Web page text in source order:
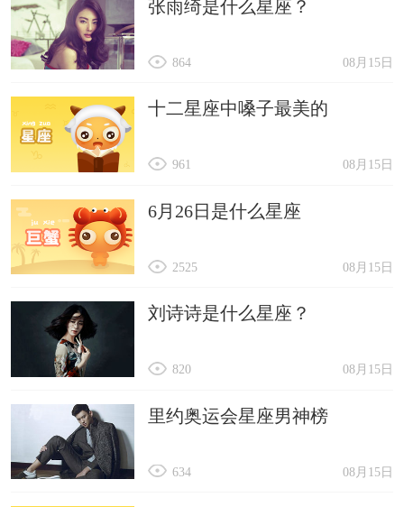
张雨绮是什么星座？
08月15日
864
十二星座中嗓子最美的
08月15日
961
6月26日是什么星座
08月15日
2525
刘诗诗是什么星座？
08月15日
820
里约奥运会星座男神榜
08月15日
634